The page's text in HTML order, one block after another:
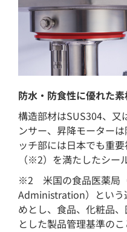
防水・防食性に優れた
構造部材はSUS304、又
ンサー、昇降モーター
ッチ部には日本でも重
（※2）を満たしたシー
※2 米国の食品医薬局
Administration）という
めとし、食品、化粧品
とした製品管理基準のこ